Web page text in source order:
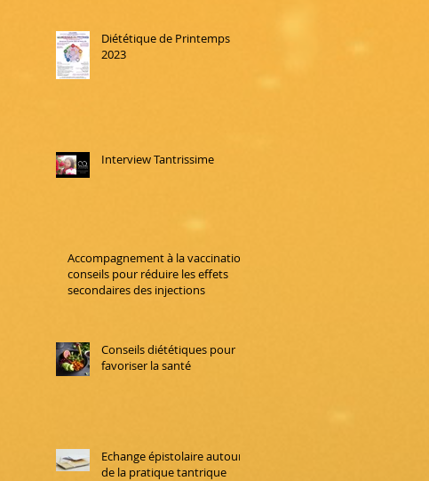
Diététique de Printemps
2023
Interview Tantrissime
Accompagnement à la vaccination:
conseils pour réduire les effets
secondaires des injections
Conseils diététiques pour
favoriser la santé
Echange épistolaire autour
de la pratique tantrique